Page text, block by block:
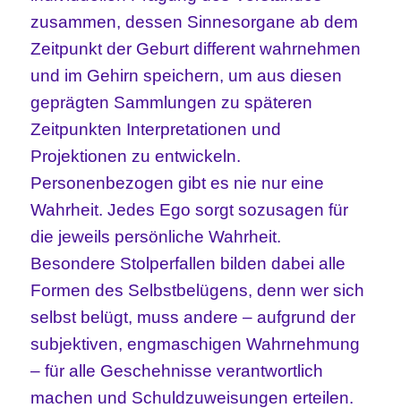
zusammen, dessen Sinnesorgane ab dem
Zeitpunkt der Geburt different wahrnehmen
und im Gehirn speichern, um aus diesen
geprägten Sammlungen zu späteren
Zeitpunkten Interpretationen und
Projektionen zu entwickeln.
Personenbezogen gibt es nie nur eine
Wahrheit. Jedes Ego sorgt sozusagen für
die jeweils persönliche Wahrheit.
Besondere Stolperfallen bilden dabei alle
Formen des Selbstbelügens, denn wer sich
selbst belügt, muss andere – aufgrund der
subjektiven, engmaschigen Wahrnehmung
– für alle Geschehnisse verantwortlich
machen und Schuldzuweisungen erteilen.